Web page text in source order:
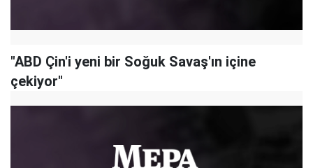
"ABD Çin'i yeni bir Soğuk Savaş'ın içine
çekiyor"